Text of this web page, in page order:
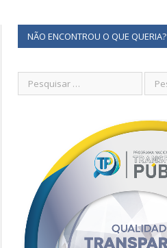
NÃO ENCONTROU O QUE QUERIA?